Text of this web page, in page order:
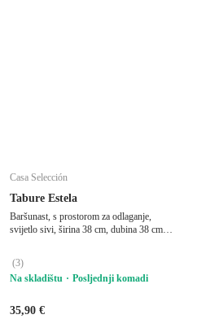
Casa Selección
Tabure Estela
Baršunast, s prostorom za odlaganje,
svijetlo sivi, širina 38 cm, dubina 38 cm,
(3)
Na skladištu
Posljednji komadi
35,90 €